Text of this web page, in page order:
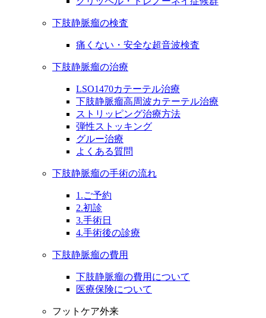
下肢静脈瘤の検査
痛くない・安全な超音波検査
下肢静脈瘤の治療
LSO1470カテーテル治療
下肢静脈瘤高周波カテーテル治療
ストリッピング治療方法
弾性ストッキング
グルー治療
よくある質問
下肢静脈瘤の手術の流れ
1.ご予約
2.初診
3.手術日
4.手術後の診療
下肢静脈瘤の費用
下肢静脈瘤の費用について
医療保険について
フットケア外来